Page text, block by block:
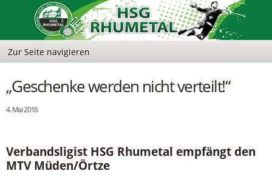
„Geschenke werden nicht verteilt!“
4. Mai 2016
Verbandsligist HSG Rhumetal empfängt den
MTV Müden/Örtze